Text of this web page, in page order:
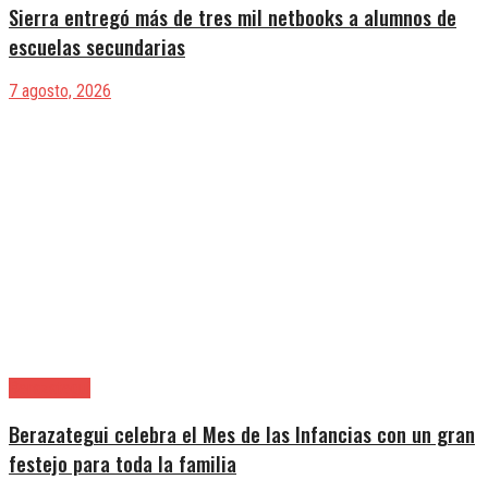
Sierra entregó más de tres mil netbooks a alumnos de
escuelas secundarias
7 agosto, 2026
Berazategui celebra el Mes de las Infancias con un gran
festejo para toda la familia